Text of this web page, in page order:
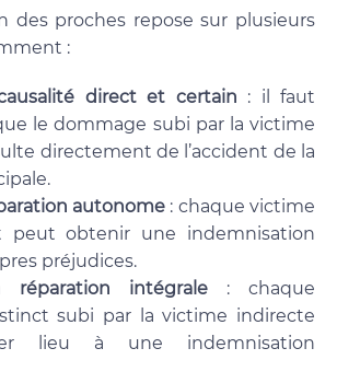
des proches repose sur plusieurs
:
direct et certain : il faut
le dommage subi par la victime
directement de l’accident de la
autonome : chaque victime
peut obtenir une indemnisation
préjudices.
intégrale : chaque
subi par la victime indirecte
lieu à une indemnisation